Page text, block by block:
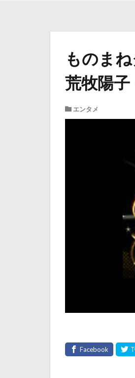
ものま
荒牧陽
エンタメ